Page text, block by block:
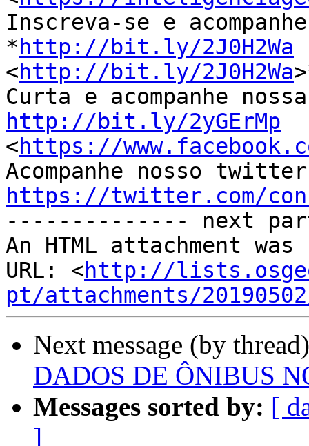
Inscreva-se e
* http://bit.ly/2J0H2Wa
<http://bit.ly/2J0H2Wa
http://bit.ly/2yGErMp
<https://
https://twitter.com/
-------------- next
An HTML attachment
URL: <http://
pt/attachments/
Next message (by
DADOS DE ÔNIBUS
Messages sorted by: [
]